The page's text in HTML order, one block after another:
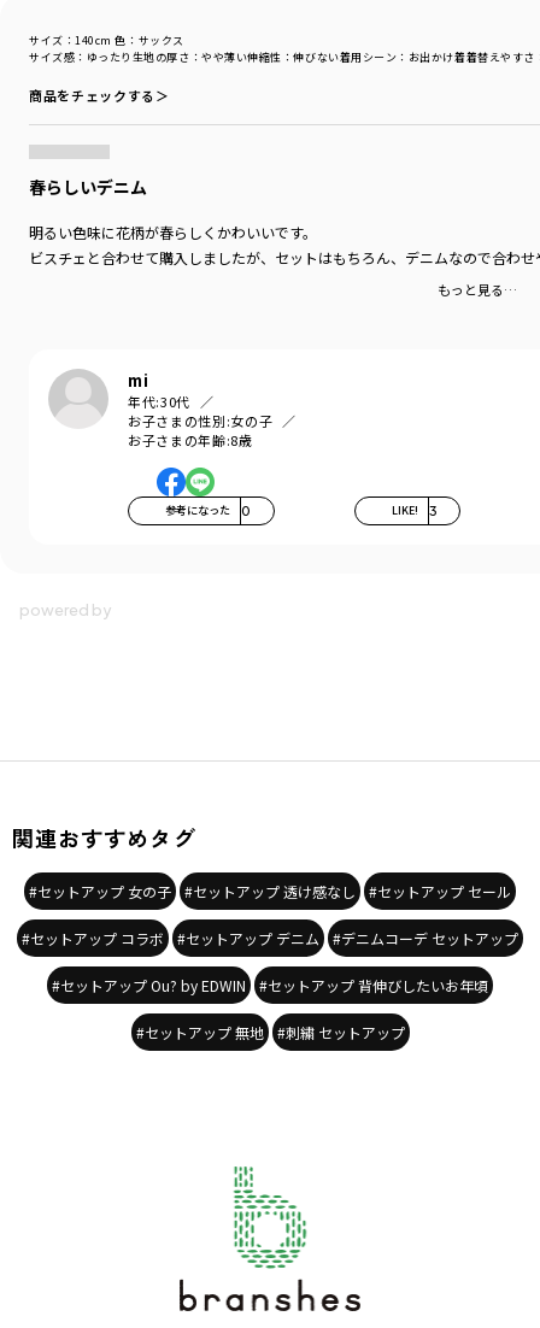
サイズ感 ：ゆったり 生地の厚さ ：やや薄い伸縮性 ：伸びない着用シーン ：お出かけ着着替えやすさ
サイズ：140cm 色：サックス
商品をチェックする＞
春らしいデニム
明るい色味に花柄が春らしくかわいいです。
ビスチェと合わせて購入しましたが、セットはもちろん、デニムなので合わ
もっと見る…
mi
年代:30代
お子さまの性別:女の子
お子さまの年齢:8歳
参考になった 0 LIKE! 3
関連おすすめタグ
#セットアップ 女の子 #セットアップ 透け感なし #セットアップ セール
#セットアップ コラボ #セットアップ デニム #デニムコーデ セットアップ
#セットアップ Ou? by EDWIN #セットアップ 背伸びしたいお年頃
#セットアップ 無地 #刺繍 セットアップ